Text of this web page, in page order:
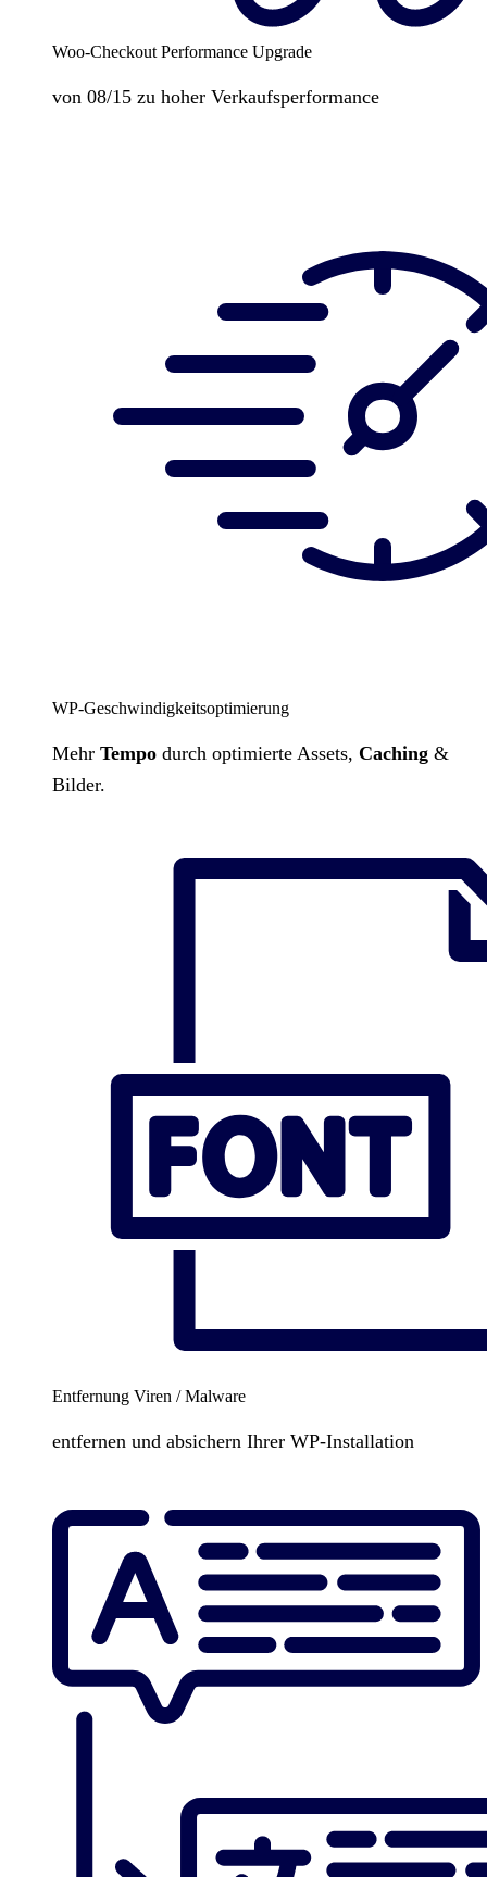
Woo-Checkout Performance Upgrade
von 08/15 zu hoher Verkaufsperformance
WP-Geschwindigkeitsoptimierung
Mehr Tempo durch optimierte Assets, Caching &
Bilder.
Entfernung Viren / Malware
entfernen und absichern Ihrer WP-Installation